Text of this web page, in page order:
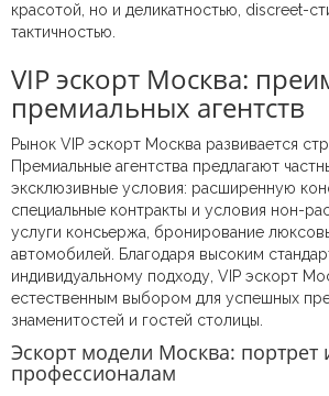
красотой, но и деликатностью, discreet-
тактичностью.
VIP эскорт Москва:
премиальных агентств
Рынок VIP эскорт Москва развивается
Премиальные агентства предлагают
эксклюзивные условия: расширенную
специальные контракты и условия нон-
услуги консьержа, бронирование
автомобилей. Благодаря высоким
индивидуальному подходу, VIP эскорт
естественным выбором для успешных
знаменитостей и гостей столицы.
Эскорт модели Москва: портрет
профессионалам